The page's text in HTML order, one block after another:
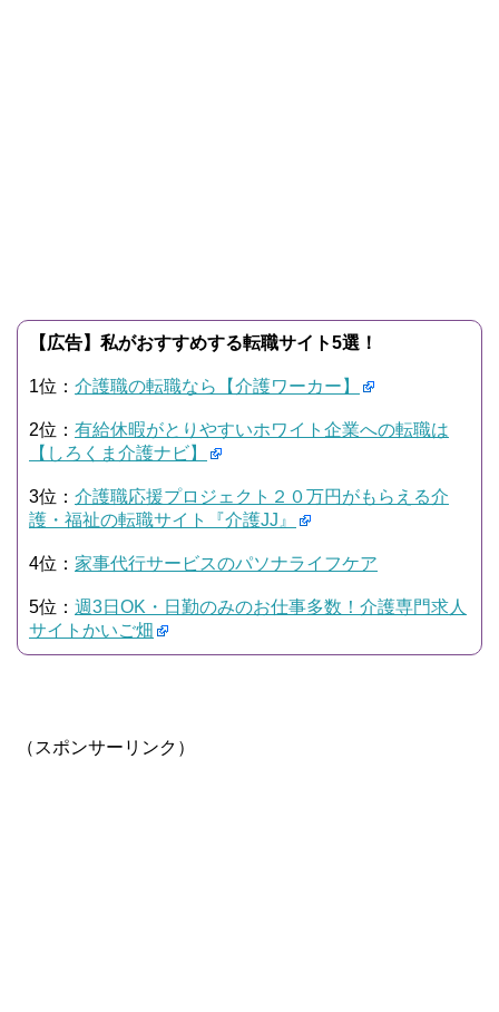
【広告】私がおすすめする転職サイト5選！
1位： 介護職の転職なら【介護ワーカー】
2位： 有給休暇がとりやすいホワイト企業への転職は
【しろくま介護ナビ】
3位： 介護職応援プロジェクト２０万円がもらえる介
護・福祉の転職サイト『介護JJ』
4位： 家事代行サービスのパソナライフケア
5位： 週3日OK・日勤のみのお仕事多数！介護専門求人
サイトかいご畑
（スポンサーリンク）